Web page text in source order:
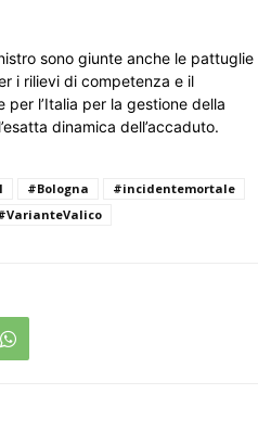
sono giunte anche le pattuglie
i rilievi di competenza e il
per l’Italia per la gestione della
dinamica dell’accaduto.
#Bologna
#incidentemortale